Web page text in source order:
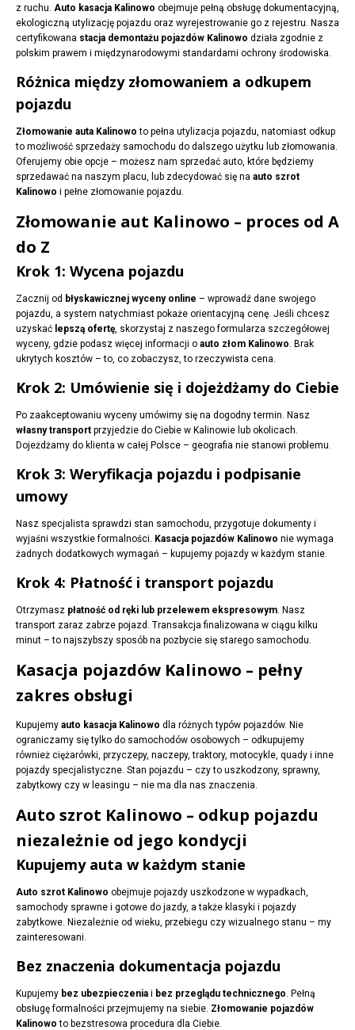
z ruchu. Auto kasacja Kalinowo obejmuje pełną obsługę dokumentacyjną,
ekologiczną utylizację pojazdu oraz wyrejestrowanie go z rejestru. Nasza
certyfikowana stacja demontażu pojazdów Kalinowo działa zgodnie z
polskim prawem i międzynarodowymi standardami ochrony środowiska.
Różnica między złomowaniem a odkupem
pojazdu
Złomowanie auta Kalinowo to pełna utylizacja pojazdu, natomiast odkup
to możliwość sprzedaży samochodu do dalszego użytku lub złomowania.
Oferujemy obie opcje – możesz nam sprzedać auto, które będziemy
sprzedawać na naszym placu, lub zdecydować się na auto szrot
Kalinowo i pełne złomowanie pojazdu.
Złomowanie aut Kalinowo – proces od A
do Z
Krok 1: Wycena pojazdu
Zacznij od błyskawicznej wyceny online – wprowadź dane swojego
pojazdu, a system natychmiast pokaże orientacyjną cenę. Jeśli chcesz
uzyskać lepszą ofertę, skorzystaj z naszego formularza szczegółowej
wyceny, gdzie podasz więcej informacji o auto złom Kalinowo. Brak
ukrytych kosztów – to, co zobaczysz, to rzeczywista cena.
Krok 2: Umówienie się i dojeżdżamy do Ciebie
Po zaakceptowaniu wyceny umówimy się na dogodny termin. Nasz
własny transport przyjedzie do Ciebie w Kalinowie lub okolicach.
Dojeżdżamy do klienta w całej Polsce – geografia nie stanowi problemu.
Krok 3: Weryfikacja pojazdu i podpisanie
umowy
Nasz specjalista sprawdzi stan samochodu, przygotuje dokumenty i
wyjaśni wszystkie formalności. Kasacja pojazdów Kalinowo nie wymaga
żadnych dodatkowych wymagań – kupujemy pojazdy w każdym stanie.
Krok 4: Płatność i transport pojazdu
Otrzymasz płatność od ręki lub przelewem ekspresowym. Nasz
transport zaraz zabrze pojazd. Transakcja finalizowana w ciągu kilku
minut – to najszybszy sposób na pozbycie się starego samochodu.
Kasacja pojazdów Kalinowo – pełny
zakres obsługi
Kupujemy auto kasacja Kalinowo dla różnych typów pojazdów. Nie
ograniczamy się tylko do samochodów osobowych – odkupujemy
również ciężarówki, przyczepy, naczepy, traktory, motocykle, quady i inne
pojazdy specjalistyczne. Stan pojazdu – czy to uszkodzony, sprawny,
zabytkowy czy w leasingu – nie ma dla nas znaczenia.
Auto szrot Kalinowo – odkup pojazdu
niezależnie od jego kondycji
Kupujemy auta w każdym stanie
Auto szrot Kalinowo obejmuje pojazdy uszkodzone w wypadkach,
samochody sprawne i gotowe do jazdy, a także klasyki i pojazdy
zabytkowe. Niezależnie od wieku, przebiegu czy wizualnego stanu – my
zainteresowani.
Bez znaczenia dokumentacja pojazdu
Kupujemy bez ubezpieczenia i bez przeglądu technicznego. Pełną
obsługę formalności przejmujemy na siebie. Złomowanie pojazdów
Kalinowo to bezstresowa procedura dla Ciebie.